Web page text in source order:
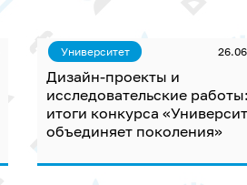
Университет
Дизайн-проекты и
исследовательские работы:
итоги конкурса
объединяет поколения»